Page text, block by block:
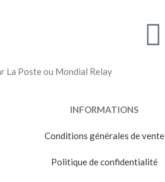
La Poste ou Mondial Relay
INFORMATIONS
Conditions générales de vente
Politique de confidentialité